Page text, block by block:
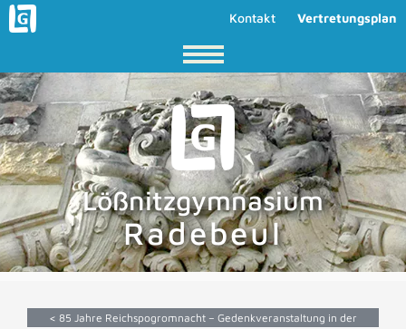
Kontakt Vertretungsplan
Lößnitzgymnasium
Radebeul
< 85 Jahre Reichspogromnacht – Gedenkveranstaltung in der